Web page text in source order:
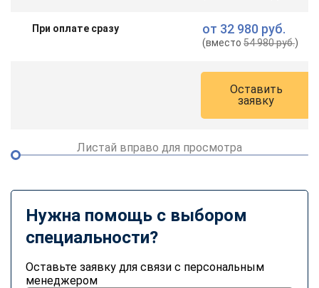
При оплате сразу от 32 980 руб.
(вместо54 980 руб.)
Оставить
заявку
Листай вправо для просмотра
Нужна помощь с выбором
специальности?
Оставьте заявку для связи с персональным
менеджером